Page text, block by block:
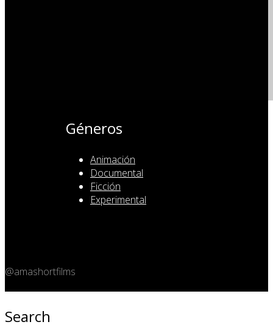
Géneros
Animación
Documental
Ficción
Experimental
@amashortfilms
Search